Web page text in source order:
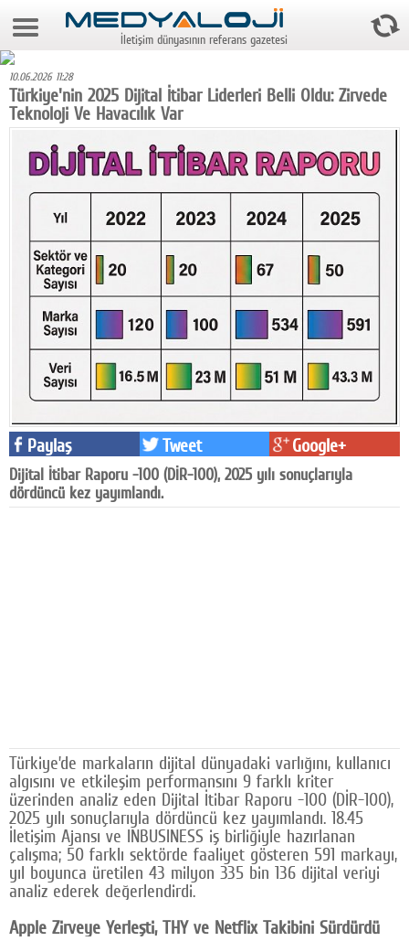
10 Ağustos 2026 19:18:35
Foto Galeri
Video Galeri
Gazeteler
Medya
Reyting-tiraj
Teknoloji
Televizyon
Dünya
Pr
Facebook
Diziler
Karikatür
Facebook
Twitter
Google Plus
© 2026 TÜM HAKLARI SAKLIDIR
İletişim dünyasının referans gazetesi
10.06.2026 11:28
Türkiye'nin 2025 Dijital İtibar Liderleri Belli Oldu: Zirvede
Teknoloji Ve Havacılık Var
Paylaş Tweet Google+
Dijital İtibar Raporu -100 (DİR-100), 2025 yılı sonuçlarıyla
dördüncü kez yayımlandı.
Türkiye’de markaların dijital dünyadaki varlığını, kullanıcı
algısını ve etkileşim performansını 9 farklı kriter
üzerinden analiz eden Dijital İtibar Raporu -100 (DİR-100),
2025 yılı sonuçlarıyla dördüncü kez yayımlandı. 18.45
İletişim Ajansı ve INBUSINESS iş birliğiyle hazırlanan
çalışma; 50 farklı sektörde faaliyet gösteren 591 markayı,
yıl boyunca üretilen 43 milyon 335 bin 136 dijital veriyi
analiz ederek değerlendirdi.
Apple Zirveye Yerleşti, THY ve Netflix Takibini Sürdürdü